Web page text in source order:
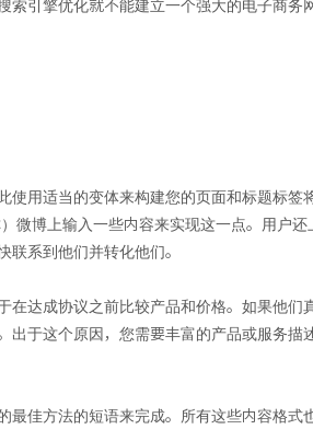
引擎优化就不能建立一个强大的电子商务
用适当的变体来构建您的页面和标题标签
微博上输入一些内容来实现这一点。用户还
系到他们并转化他们。
达成协议之前比较产品和价格。如果他们
于这个原因，您需要丰富的产品或服务描
佳方法的短语来完成。所有这些内容格式